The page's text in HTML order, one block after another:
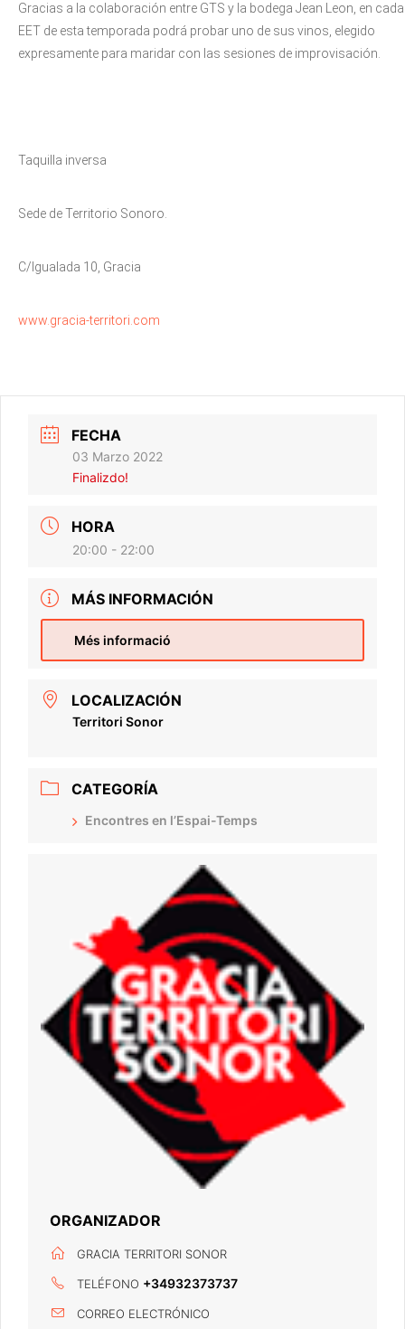
Gracias a la colaboración entre GTS y la bodega Jean Leon, en cada
EET de esta temporada podrá probar uno de sus vinos, elegido
expresamente para maridar con las sesiones de improvisación.
Taquilla inversa
Sede de Territorio Sonoro.
C/Igualada 10, Gracia
www.gracia-territori.com
FECHA
03 Marzo 2022
Finalizdo!
HORA
20:00 - 22:00
MÁS INFORMACIÓN
Més informació
LOCALIZACIÓN
Territori Sonor
CATEGORÍA
Encontres en l’Espai-Temps
ORGANIZADOR
GRACIA TERRITORI SONOR
TELÉFONO +34932373737
CORREO ELECTRÓNICO